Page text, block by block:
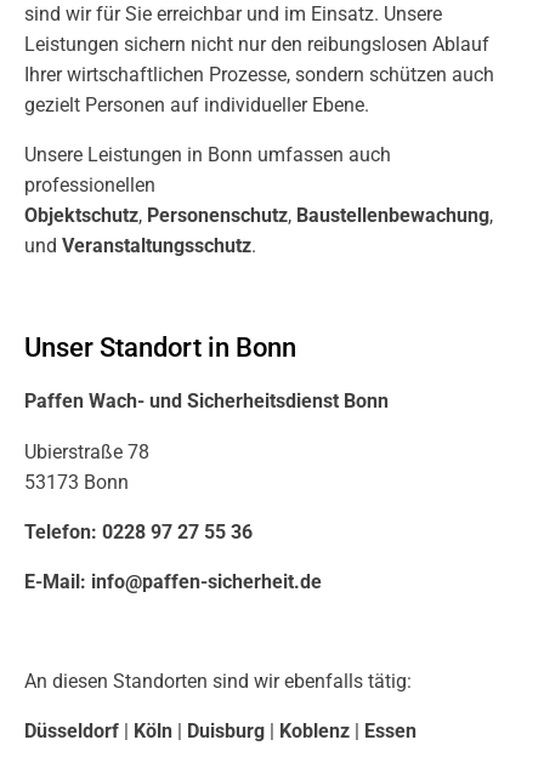
sind wir für Sie erreichbar und im Einsatz. Unsere
Leistungen sichern nicht nur den reibungslosen Ablauf
Ihrer wirtschaftlichen Prozesse, sondern schützen auch
gezielt Personen auf individueller Ebene.
Unsere Leistungen in Bonn umfassen auch
professionellen
Objektschutz, Personenschutz, Baustellenbewachung,
und Veranstaltungsschutz.
Unser Standort in Bonn
Paffen Wach- und Sicherheitsdienst Bonn
Ubierstraße 78
53173 Bonn
Telefon: 0228 97 27 55 36
E-Mail: info@paffen-sicherheit.de
An diesen Standorten sind wir ebenfalls tätig:
Düsseldorf Köln Duisburg Koblenz Essen